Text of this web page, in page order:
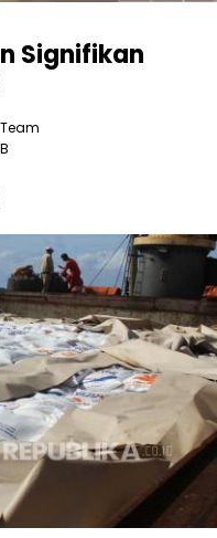
Signifikan